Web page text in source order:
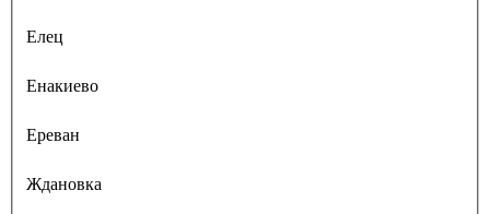
Елец
Енакиево
Ереван
Ждановка